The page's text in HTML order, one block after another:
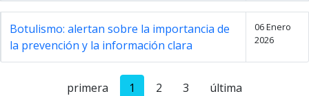
Botulismo: alertan sobre la importancia de
la prevención y la información clara
06 Enero
2026
primera 1 2 3 última